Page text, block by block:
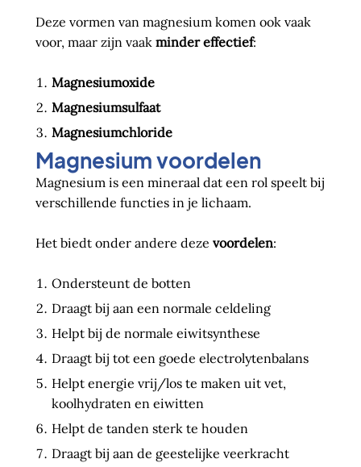
Deze vormen van magnesium komen ook vaak
voor, maar zijn vaak minder effectief:
Magnesiumoxide
Magnesiumsulfaat
Magnesiumchloride
Magnesium voordelen
Magnesium is een mineraal dat een rol speelt bij
verschillende functies in je lichaam.
Het biedt onder andere deze voordelen:
Ondersteunt de botten
Draagt bij aan een normale celdeling
Helpt bij de normale eiwitsynthese
Draagt bij tot een goede electrolytenbalans
Helpt energie vrij/los te maken uit vet,
koolhydraten en eiwitten
Helpt de tanden sterk te houden
Draagt bij aan de geestelijke veerkracht